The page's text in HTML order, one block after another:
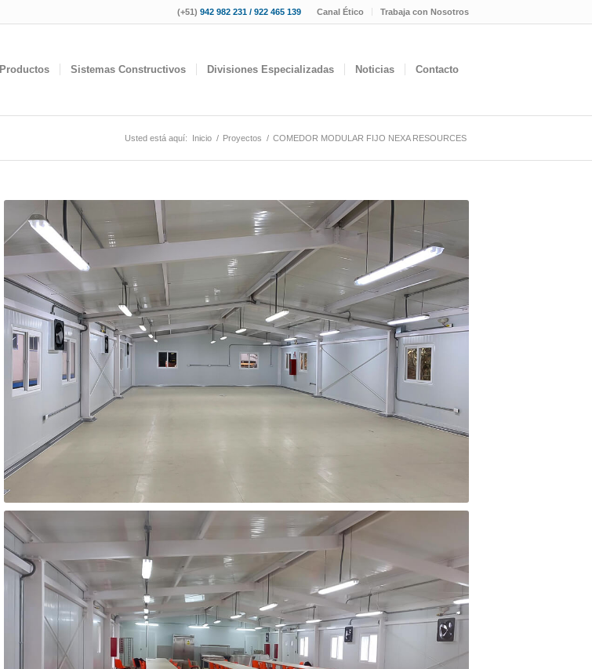
Canal Ético Trabaja con Nosotros
(+51) 942 982 231 / 922 465 139
Productos Sistemas Constructivos Divisiones Especializadas Noticias Contacto
Usted está aquí: Inicio / Proyectos / COMEDOR MODULAR FIJO NEXA RESOURCES